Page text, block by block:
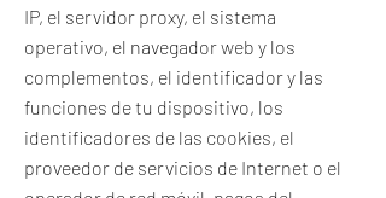
IP, el servidor proxy, el sistema
operativo, el navegador web y los
complementos, el identificador y las
funciones de tu dispositivo, los
identificadores de las cookies, el
proveedor de servicios de Internet o el